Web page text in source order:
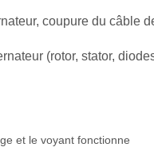
coupure du câble
(rotor, stator,
et le voyant fonctionne